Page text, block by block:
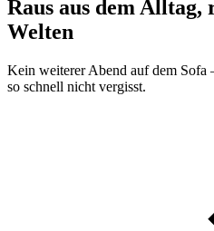
Raus aus dem Alltag,
Welten
Kein weiterer Abend auf dem
so schnell nicht vergisst.